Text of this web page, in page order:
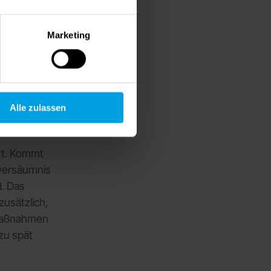
Marketing
Alle zulassen
wichtigen
Kommt
Das
spät